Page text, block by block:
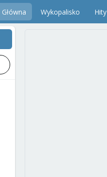
Główna Wykopalisko Hity